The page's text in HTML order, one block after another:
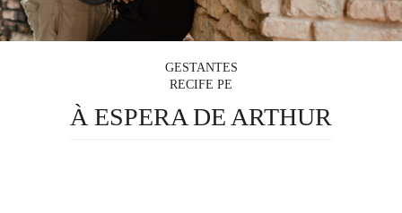
GESTANTES
RECIFE PE
À ESPERA DE ARTHUR